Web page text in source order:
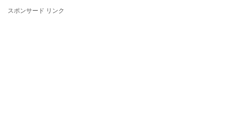
スポンサード リンク